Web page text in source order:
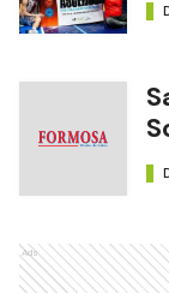
Ads